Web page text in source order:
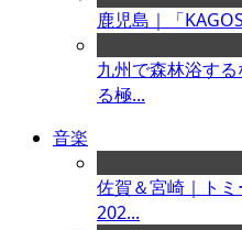
鹿児島｜「
九州で森林浴す
る極...
音楽
佐賀＆宮崎｜ト
202...